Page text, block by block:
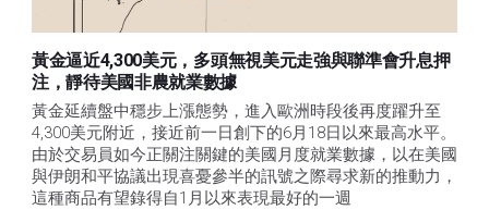
黃金逼近4,300美元，多頭無視美元走強與聯準會升息押
注，靜待美國非農就業數據
黃金延續盤中穩步上漲態勢，進入歐洲時段後再度躍升至
4,300美元附近，接近前一日創下的6月18日以來最高水平。
由於交易員如今正關注關鍵的美國月度就業數據，以在美國
與伊朗和平協議出現喜憂參半的訊號之際尋求新的推動力，
這種商品有望錄得自1月以來表現最好的一週